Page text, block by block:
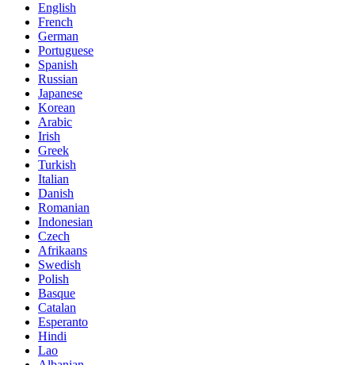
English
French
German
Portuguese
Spanish
Russian
Japanese
Korean
Arabic
Irish
Greek
Turkish
Italian
Danish
Romanian
Indonesian
Czech
Afrikaans
Swedish
Polish
Basque
Catalan
Esperanto
Hindi
Lao